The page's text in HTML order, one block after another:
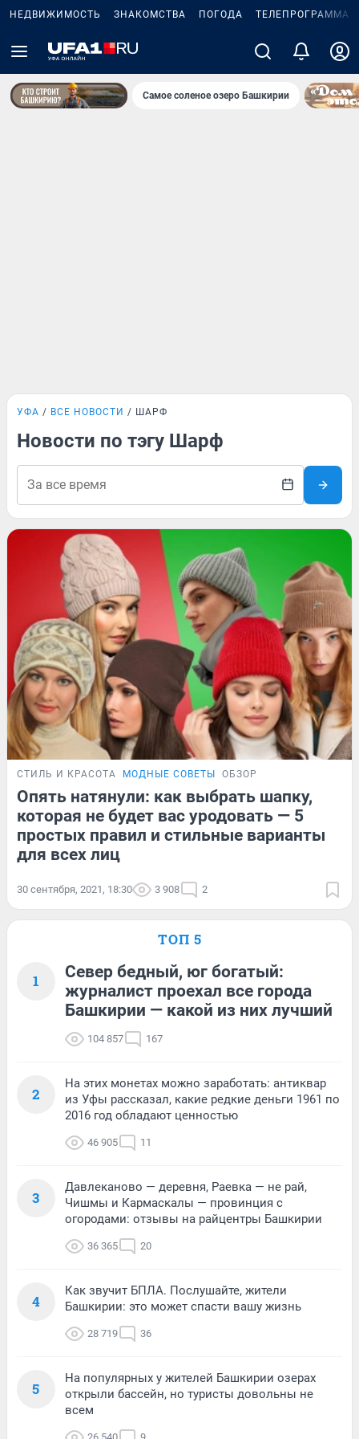
НЕДВИЖИМОСТЬ ЗНАКОМСТВА ПОГОДА ТЕЛЕПРОГРАММА
Самое соленое озеро Башкирии
УФА ВСЕ НОВОСТИ ШАРФ
Новости по тэгу Шарф
СТИЛЬ И КРАСОТА МОДНЫЕ СОВЕТЫ ОБЗОР
Опять натянули: как выбрать шапку,
которая не будет вас уродовать — 5
простых правил и стильные варианты
для всех лиц
30 сентября, 2021, 18:30 3 908 2
ТОП 5
1
Север бедный, юг богатый:
журналист проехал все города
Башкирии — какой из них лучший
104 857 167
2
На этих монетах можно заработать: антиквар
из Уфы рассказал, какие редкие деньги 1961 по
2016 год обладают ценностью
46 905 11
3
Давлеканово — деревня, Раевка — не рай,
Чишмы и Кармаскалы — провинция с
огородами: отзывы на райцентры Башкирии
36 365 20
4
Как звучит БПЛА. Послушайте, жители
Башкирии: это может спасти вашу жизнь
28 719 36
5
На популярных у жителей Башкирии озерах
открыли бассейн, но туристы довольны не
всем